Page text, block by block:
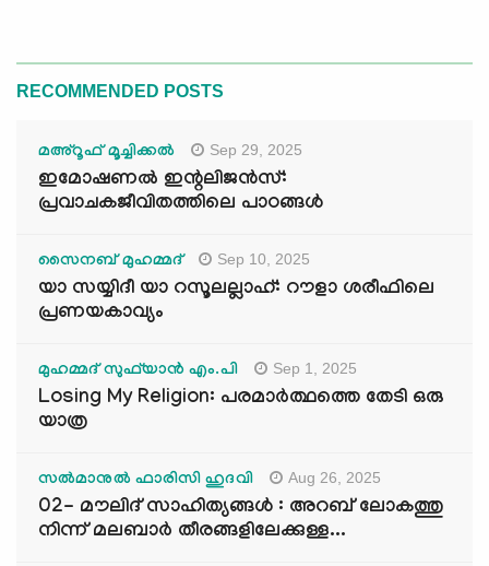
RECOMMENDED POSTS
മഅ്റൂഫ് മൂച്ചിക്കല്‍ Sep 29, 2025
ഇമോഷണൽ ഇന്റലിജൻസ്:
പ്രവാചകജീവിതത്തിലെ പാഠങ്ങൾ
സൈനബ് മുഹമ്മദ് Sep 10, 2025
യാ സയ്യിദീ യാ റസൂലല്ലാഹ്: റൗളാ ശരീഫിലെ
പ്രണയകാവ്യം
മുഹമ്മദ് സുഫ്‌യാൻ എം.പി Sep 1, 2025
Losing My Religion: പരമാർത്ഥത്തെ തേടി ഒരു
യാത്ര
സൽമാനുൽ ഫാരിസി ഹുദവി Aug 26, 2025
02- മൗലിദ് സാഹിത്യങ്ങൾ : അറബ് ലോകത്തു
നിന്ന് മലബാർ തീരങ്ങളിലേക്കുള്ള...